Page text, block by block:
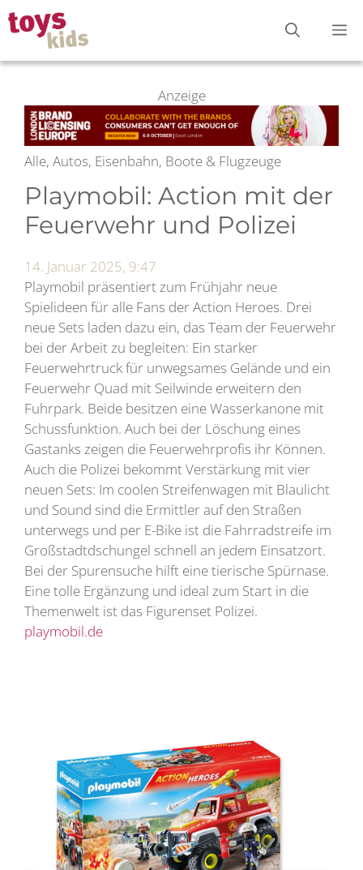
Zum
Inhalt
springen
Anzeige
Alle, Autos, Eisenbahn, Boote & Flugzeuge
Playmobil: Action mit der
Feuerwehr und Polizei
14. Januar 2025, 9:47
Playmobil präsentiert zum Frühjahr neue
Spielideen für alle Fans der Action Heroes. Drei
neue Sets laden dazu ein, das Team der Feuerwehr
bei der Arbeit zu begleiten: Ein starker
Feuerwehrtruck für unwegsames Gelände und ein
Feuerwehr Quad mit Seilwinde erweitern den
Fuhrpark. Beide besitzen eine Wasserkanone mit
Schussfunktion. Auch bei der Löschung eines
Gastanks zeigen die Feuerwehrprofis ihr Können.
Auch die Polizei bekommt Verstärkung mit vier
neuen Sets: Im coolen Streifenwagen mit Blaulicht
und Sound sind die Ermittler auf den Straßen
unterwegs und per E-Bike ist die Fahrradstreife im
Großstadtdschungel schnell an jedem Einsatzort.
Bei der Spurensuche hilft eine tierische Spürnase.
Eine tolle Ergänzung und ideal zum Start in die
Themenwelt ist das Figurenset Polizei.
playmobil.de